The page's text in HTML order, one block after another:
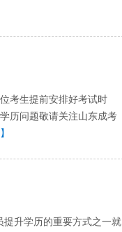
考生提前安排好考试时
历问题敬请关注山东成考
升学历的重要方式之一就